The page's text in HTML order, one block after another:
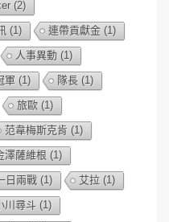
(2)
(1) 連帶貢獻金 (1)
人事異動 (1)
軍 (1) 隊長 (1)
旅歐 (1)
范韋梅斯克肯 (1)
澤薩維根 (1)
日兩戰 (1) 艾拉 (1)
川尋斗 (1)